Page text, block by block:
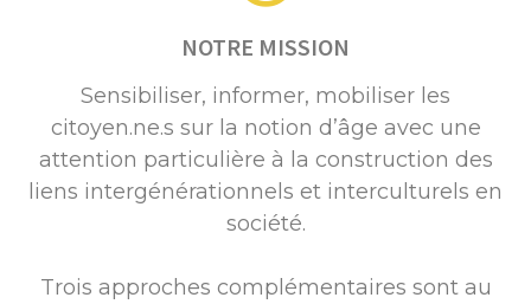
NOTRE MISSION
Sensibiliser, informer, mobiliser les
citoyen.ne.s sur la notion d’âge avec une
attention particulière à la construction des
liens intergénérationnels et interculturels en
société.
Trois approches complémentaires sont au